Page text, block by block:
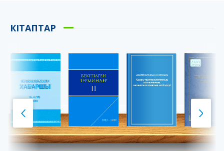
КІТАПТАР